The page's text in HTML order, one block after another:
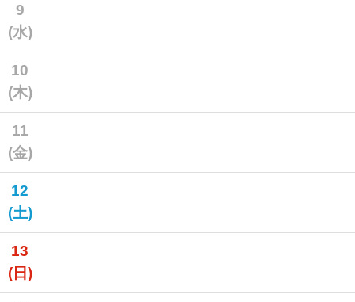
9
(水)
10
(木)
11
(金)
12
(土)
13
(日)